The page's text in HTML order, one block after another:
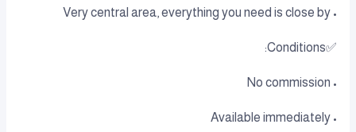
• Very central area, everything you need is close by
✅Conditions:
• No commission
• Available immediately